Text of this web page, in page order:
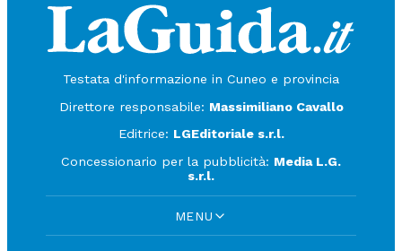
Testata d'informazione in Cuneo e provincia
Direttore responsabile: Massimiliano Cavallo
Editrice: LGEditoriale s.r.l.
Concessionario per la pubblicità: Media L.G.
s.r.l.
MENU